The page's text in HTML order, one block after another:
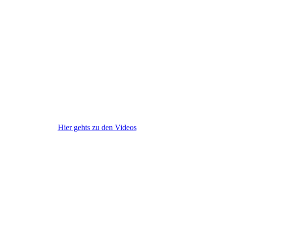
Hier gehts zu den Videos